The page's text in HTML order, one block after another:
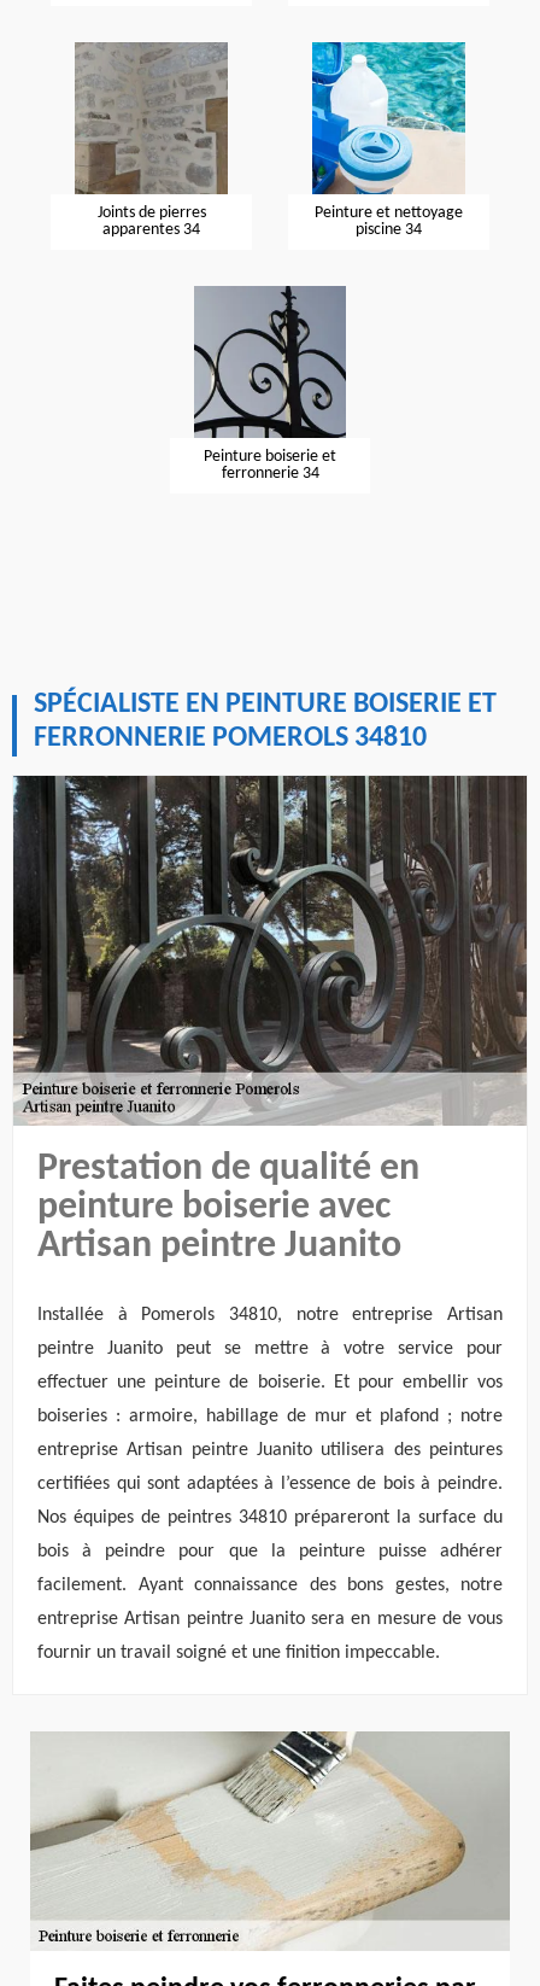
Joints de pierres
apparentes 34
Peinture et nettoyage
piscine 34
Peinture boiserie et
ferronnerie 34
SPÉCIALISTE EN PEINTURE BOISERIE ET
FERRONNERIE POMEROLS 34810
Prestation de qualité en
peinture boiserie avec
Artisan peintre Juanito
Installée à Pomerols 34810, notre entreprise Artisan
peintre Juanito peut se mettre à votre service pour
effectuer une peinture de boiserie. Et pour embellir vos
boiseries : armoire, habillage de mur et plafond ; notre
entreprise Artisan peintre Juanito utilisera des peintures
certifiées qui sont adaptées à l’essence de bois à peindre.
Nos équipes de peintres 34810 prépareront la surface du
bois à peindre pour que la peinture puisse adhérer
facilement. Ayant connaissance des bons gestes, notre
entreprise Artisan peintre Juanito sera en mesure de vous
fournir un travail soigné et une finition impeccable.